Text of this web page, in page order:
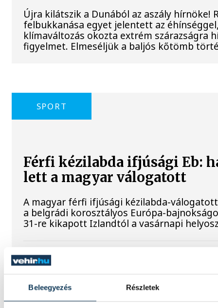
Beleegyezés Részletek
Újra kilátszik a Dunából az aszály hírnöke!
felbukkanása egyet jelentett az
klímaváltozás okozta extrém szárazságra
figyelmet. Elmeséljük a baljós kőtömb
SPORT
Férfi kézilabda ifjúsági Eb:
lett a magyar válogatott
A magyar férfi ifjúsági kézilabda-
a belgrádi korosztályos Európa-
31-re kikapott Izlandtól a vasárnapi
Atlétikai Eb: reális
utazik Birminghambe az 51
magyar csapat